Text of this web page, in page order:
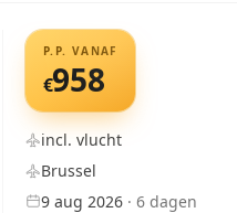
P.P. VANAF
€958
incl. vlucht
Brussel
9 aug 2026· 6dagen